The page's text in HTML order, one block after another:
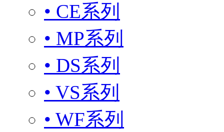
• CE系列
• MP系列
• DS系列
• VS系列
• WF系列